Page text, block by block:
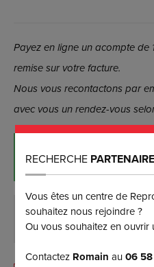
Payez en ligne un acompte
remise sur votre facture.
Nous vous recontactons par
avec vous un rendez-vous
RÉSERVER MAINTENANT
(et bénéficiez d’une remise de 5%)
DEMANDER PLUS
RECHERCHE
Vous êtes un centre de
souhaitez nous rejoindre ?
Ou vous souhaitez en
Contactez Romain au06